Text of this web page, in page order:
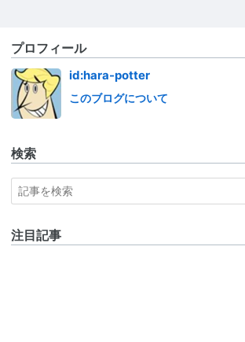
プロフィール
id:hara-potter
このブログについて
検索
注目記事